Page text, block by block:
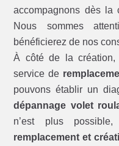
accompagnons dès la
Nous sommes
bénéficierez de nos
À côté de la création,
service de
pouvons établir un
dépannage volet
n’est plus
remplacement et